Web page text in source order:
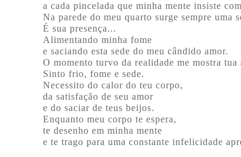
a cada pincelada que minha mente insiste
Na parede do meu quarto surge sempre uma
É sua presença...
Alimentando minha fome
e saciando esta sede do meu cândido amor.
O momento turvo da realidade me mostra tua
Sinto frio, fome e sede.
Necessito do calor do teu corpo,
da satisfação de seu amor
e do saciar de teus beijos.
Enquanto meu corpo te espera,
te desenho em minha mente
e te trago para uma constante infelicidade